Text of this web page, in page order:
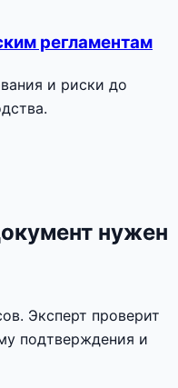
регламентам
и риски до
нужен
Эксперт проверит
подтверждения и